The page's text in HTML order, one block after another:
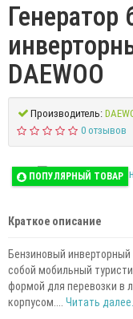
Генератор
DAEWOO
Производитель:
0 отзывов
ПОПУЛЯРНЫЙ ТОВАР
Краткое описание
Бензиновый инверторный
собой мобильный
формой для перевозки в
корпусом.... Читать далее...